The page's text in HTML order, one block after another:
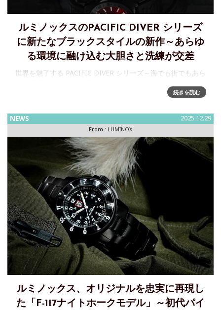
ルミノックスのPACIFIC DIVER シリーズ
に新たなブラックスタイルの新作～あらゆ
る環境に融け込む大胆さと洗練が交差
世界を魅了する PACIFIC DIVER シリーズ～海でも街でもあら
スタイルの新作2025年12月、「Luminox（ルミノックス）」
続きを読む
NEWS 2025.12.29
From : LUMINOX
ルミノックス、オリジナルを忠実に再現し
た「F-117ナイトホークモデル」～初代パイ